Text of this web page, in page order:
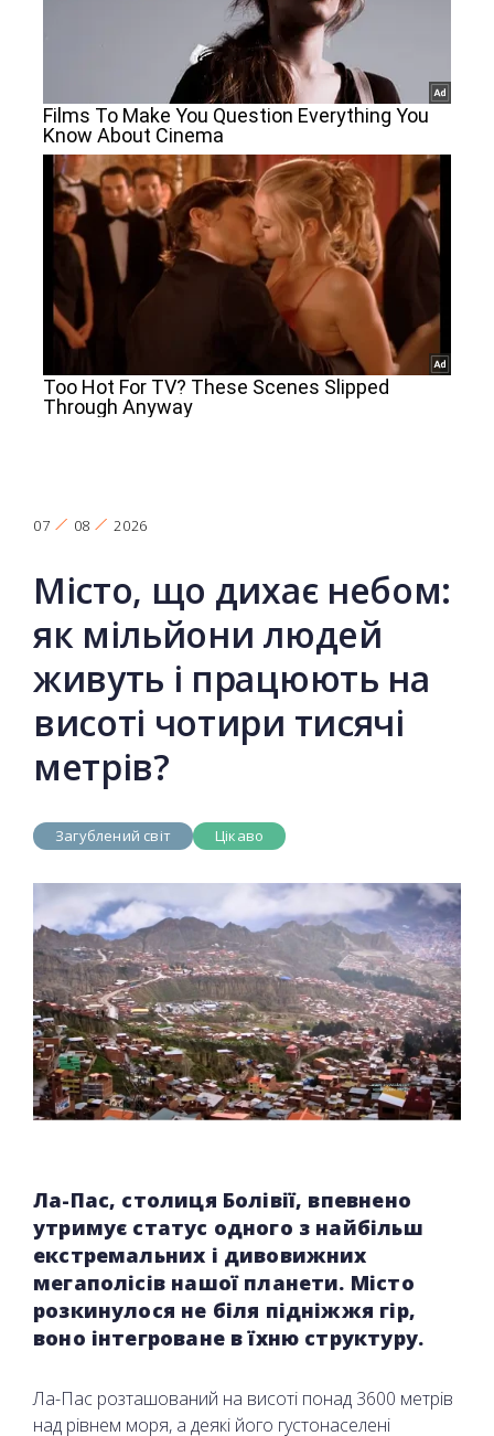
07 08 2026
Місто, що дихає небом:
як мільйони людей
живуть і працюють на
висоті чотири тисячі
метрів?
Загублений світ Цікаво
Ла-Пас, столиця Болівії, впевнено
утримує статус одного з найбільш
екстремальних і дивовижних
мегаполісів нашої планети. Місто
розкинулося не біля підніжжя гір,
воно інтегроване в їхню структуру.
Ла-Пас розташований на висоті понад 3600 метрів
над рівнем моря, а деякі його густонаселені